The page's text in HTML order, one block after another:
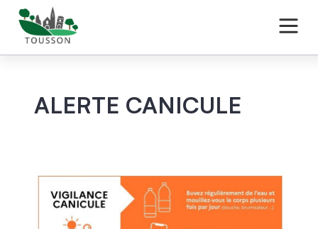
ALERTE CANICULE